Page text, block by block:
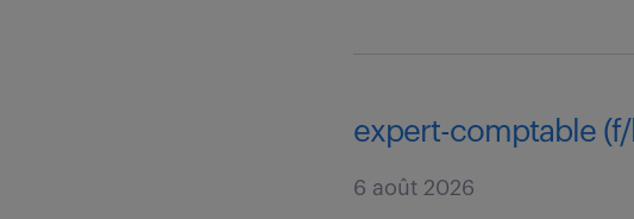
expert-comptable
6 août 2026